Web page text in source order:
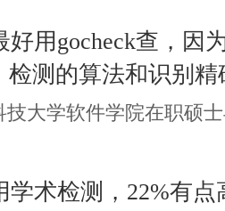
好用gocheck查，因
检测的算法和识别
技大学软件学院在职硕
学术检测，22%有点